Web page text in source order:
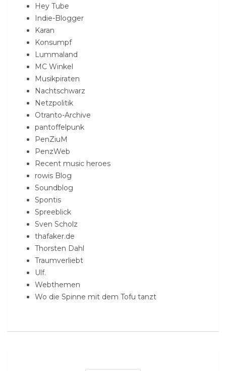
Hey Tube
Indie-Blogger
Karan
Konsumpf
Lummaland
MC Winkel
Musikpiraten
Nachtschwarz
Netzpolitik
Otranto-Archive
pantoffelpunk
PenZiuM
PenzWeb
Recent music heroes
rowis Blog
Soundblog
Spontis
Spreeblick
Sven Scholz
thafaker.de
Thorsten Dahl
Traumverliebt
Ulf.
Webthemen
Wo die Spinne mit dem Tofu tanzt